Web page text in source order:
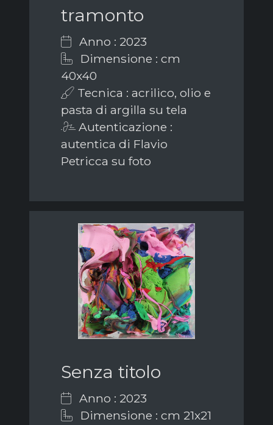
tramonto
Anno : 2023
Dimensione : cm
40x40
Tecnica : acrilico, olio e
pasta di argilla su tela
Autenticazione :
autentica di Flavio
Petricca su foto
Senza titolo
Anno : 2023
Dimensione : cm 21x21